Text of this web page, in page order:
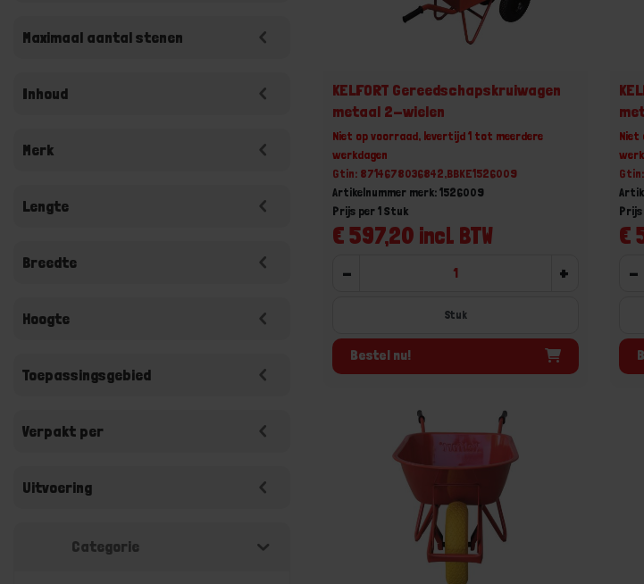
Maximaal aantal stenen
Inhoud
Merk
Lengte
Breedte
Hoogte
Toepassingsgebied
Verpakt per
Uitvoering
Categorie
KELFORT Gereedschapskruiwagen
metaal 2-wielen
Niet op voorraad, levertijd 1 tot meerdere
werkdagen
Gtin: 8714678036842,BBKE1526009
Artikelnummer merk: 1526009
€ 597,20 incl. BTW
Prijs per 1 Stuk
- +
Stuk
Bestel nu!
Niet
€
Prijs
-